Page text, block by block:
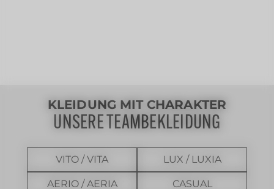
KLEIDUNG MIT CHARAKTER
UNSERE TEAMBEKLEIDUNG
VITO / VITA LUX / LUXIA
AERIO / AERIA CASUAL